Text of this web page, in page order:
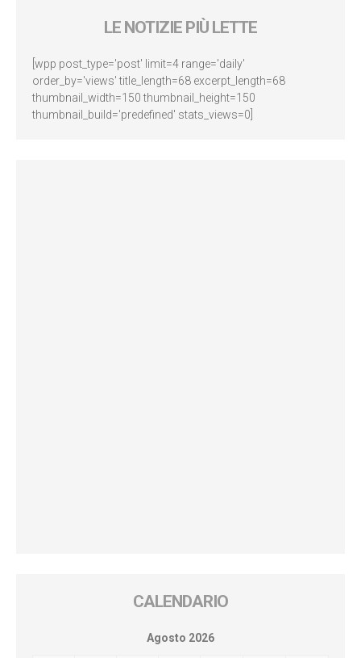
LE NOTIZIE PIÙ LETTE
[wpp post_type='post' limit=4 range='daily'
order_by='views' title_length=68 excerpt_length=68
thumbnail_width=150 thumbnail_height=150
thumbnail_build='predefined' stats_views=0]
CALENDARIO
Agosto 2026